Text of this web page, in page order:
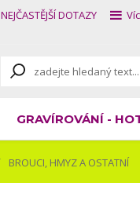
NEJČASTĚJŠÍ DOTAZY
GRAVÍROVÁNÍ -
BROUCI, HMYZ A OSTATNÍ